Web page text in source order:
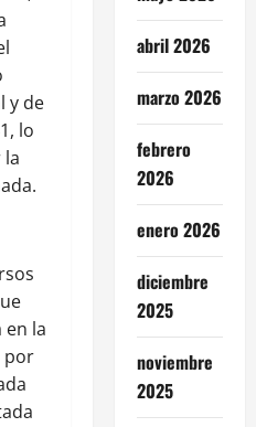
y de
lo
la
por
abril 2026
marzo 2026
febrero
2026
enero 2026
diciembre
2025
noviembre
2025